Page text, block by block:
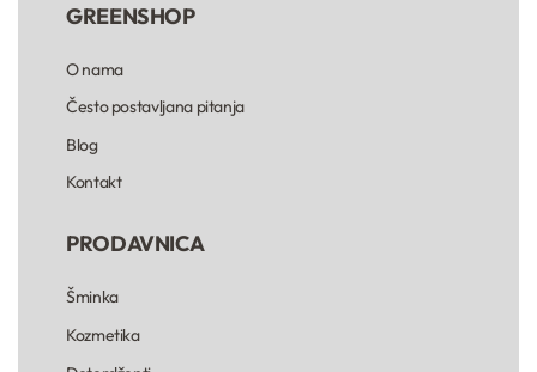
GREENSHOP
O nama
Često postavljana pitanja
Blog
Kontakt
PRODAVNICA
Šminka
Kozmetika